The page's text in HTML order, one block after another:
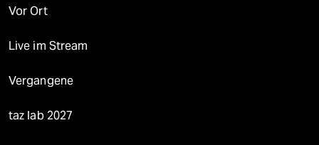
Vor Ort
Live im Stream
Vergangene
taz lab 2027